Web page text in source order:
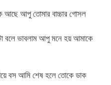
আছে আপু তোমার বাচ্চার গোসল
বলে ভাবলাম আপু মনে হয় আমাকে
বস আমি শেষ হলে তোকে ডাক